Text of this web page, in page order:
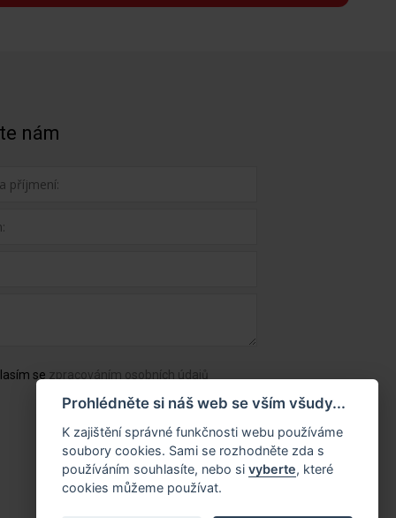
nám
se zpracováním osobních údajů
Prohlédněte si náš web se vším všudy...
K zajištění správné funkčnosti webu používáme
soubory cookies. Sami se rozhodněte zda s
používáním souhlasíte, nebo si vyberte, které
cookies můžeme používat.